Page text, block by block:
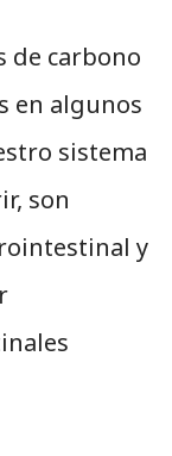
de carbono
en algunos
sistema
son
y